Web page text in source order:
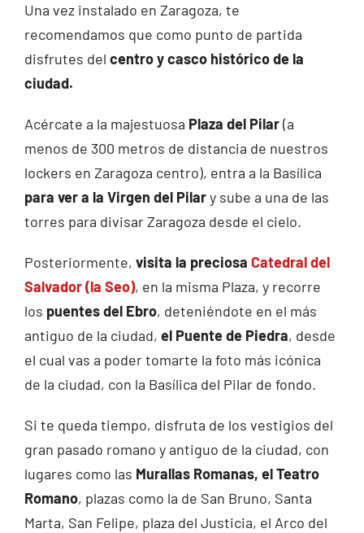
Una vez instalado en Zaragoza, te
recomendamos que como punto de partida
disfrutes del centro y casco histórico de la
ciudad.
Acércate a la majestuosa Plaza del Pilar(a
menos de 300 metros de distancia de nuestros
lockers en Zaragoza centro), entra a la Basílica
para ver a la Virgen del Pilary sube a una de las
torres para divisar Zaragoza desde el cielo.
Posteriormente, visita la preciosa Catedral del
Salvador (la Seo), en la misma Plaza, y recorre
los puentes del Ebro, deteniéndote en el más
antiguo de la ciudad, el Puente de Piedra, desde
el cual vas a poder tomarte la foto más icónica
de la ciudad, con la Basílica del Pilar de fondo.
Si te queda tiempo, disfruta de los vestigios del
gran pasado romano y antiguo de la ciudad, con
lugares como las Murallas Romanas, el Teatro
Romano, plazas como la de San Bruno, Santa
Marta, San Felipe, plaza del Justicia, el Arco del